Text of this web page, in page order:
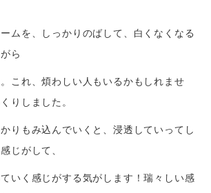
ムを、しっかりのばして、白くなくなる
ら
これ、煩わしい人もいるかもしれませ
りしました。
りもみ込んでいくと、浸透していってし
じがして、
いく感じがする気がします！瑞々しい感